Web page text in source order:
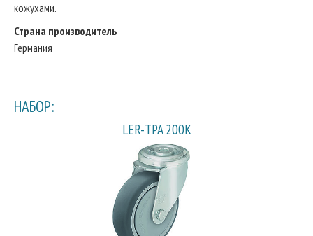
кожухами.
Страна производитель
Германия
НАБОР:
LER-TPA 200K